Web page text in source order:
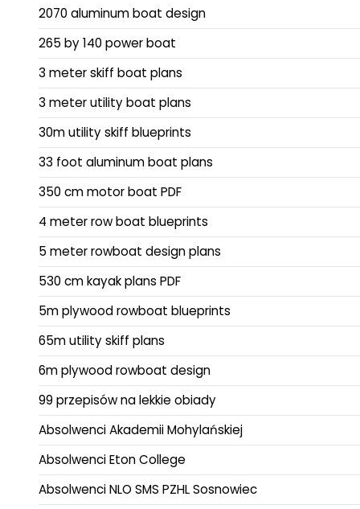
2070 aluminum boat design
265 by 140 power boat
3 meter skiff boat plans
3 meter utility boat plans
30m utility skiff blueprints
33 foot aluminum boat plans
350 cm motor boat PDF
4 meter row boat blueprints
5 meter rowboat design plans
530 cm kayak plans PDF
5m plywood rowboat blueprints
65m utility skiff plans
6m plywood rowboat design
99 przepisów na lekkie obiady
Absolwenci Akademii Mohylańskiej
Absolwenci Eton College
Absolwenci NLO SMS PZHL Sosnowiec